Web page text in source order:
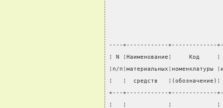
----+------------+-------------
¦ N ¦Наименование¦     Код
¦п/
¦   ¦  средств
+---+------------+-------------
¦   ¦            ¦